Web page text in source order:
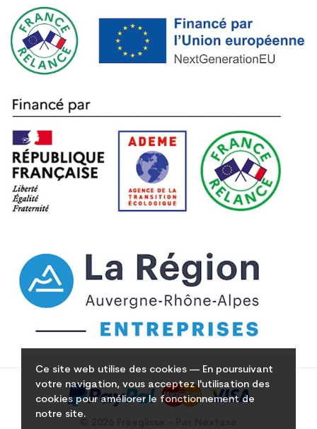
Ce site web utilise des cookies — En poursuivant
votre navigation, vous acceptez l'utilisation des
cookies pour améliorer le fonctionnement de
notre site.